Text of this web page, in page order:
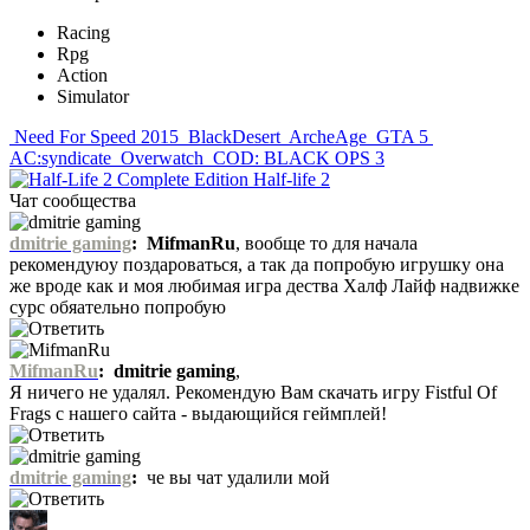
Racing
Rpg
Action
Simulator
Need For Speed 2015 BlackDesert ArcheAge GTA 5
AC:syndicate Overwatch COD: BLACK OPS 3
Half-life 2
Чат сообщества
dmitrie gaming: MifmanRu, вообще то для начала
рекомендуюу поздароваться, а так да попробую игрушку она
же вроде как и моя любимая игра дества Халф Лайф надвижке
сурс обяательно попробую
MifmanRu: dmitrie gaming,
Я ничего не удалял. Рекомендую Вам скачать игру Fistful Of
Frags с нашего сайта - выдающийся геймплей!
dmitrie gaming: че вы чат удалили мой